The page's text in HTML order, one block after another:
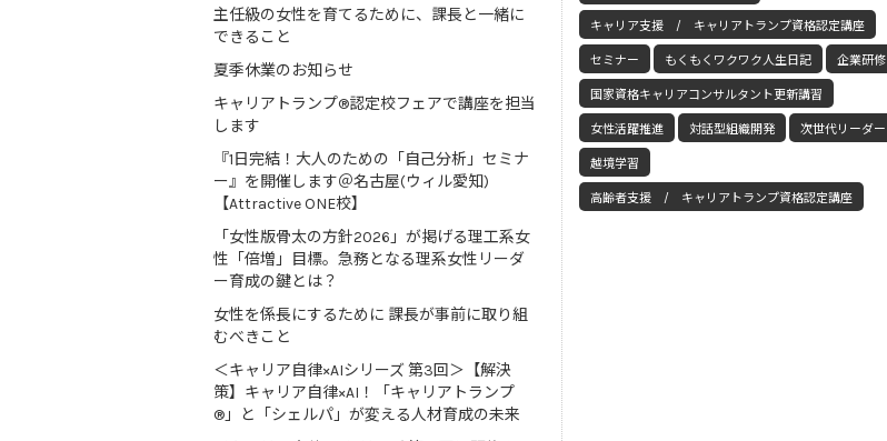
主任級の女性を育てるために、課長と一緒に
できること
夏季休業のお知らせ
キャリアトランプ®認定校フェアで講座を担当
します
『1日完結！大人のための「自己分析」セミナ
ー』を開催します＠名古屋(ウィル愛知)
【Attractive ONE校】
「女性版骨太の方針2026」が掲げる理工系女
性「倍増」目標。急務となる理系女性リーダ
ー育成の鍵とは？
女性を係長にするために 課長が事前に取り組
むべきこと
＜キャリア自律×AIシリーズ 第3回＞【解決
策】キャリア自律×AI！「キャリアトランプ
®」と「シェルパ」が変える人材育成の未来
キャリア支援 / キャリアトランプ資格認定講座
セミナー もくもくワクワク人生日記 企業研修
国家資格キャリアコンサルタント更新講習
女性活躍推進 対話型組織開発 次世代リーダー
越境学習
高齢者支援 / キャリアトランプ資格認定講座